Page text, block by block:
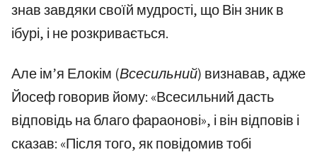
знав завдяки своїй мудрості, що Він зник в
ібурі, і не розкривається.
Але ім’я Елокім (Всесильний) визнавав, адже
Йосеф говорив йому: «Всесильний дасть
відповідь на благо фараонові», і він відповів і
сказав: «Після того, як повідомив тобі